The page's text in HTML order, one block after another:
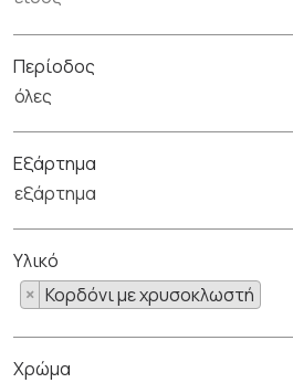
Περίοδος
όλες
Εξάρτημα
εξάρτημα
Υλικό
× Κορδόνι με χρυσοκλωστή
Χρώμα